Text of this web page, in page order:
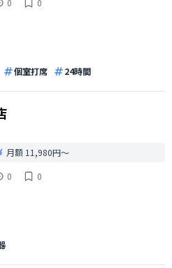
0
0
個室打席 24時間
月額 11,980円〜
0
0